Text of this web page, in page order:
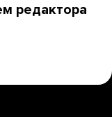
редактора